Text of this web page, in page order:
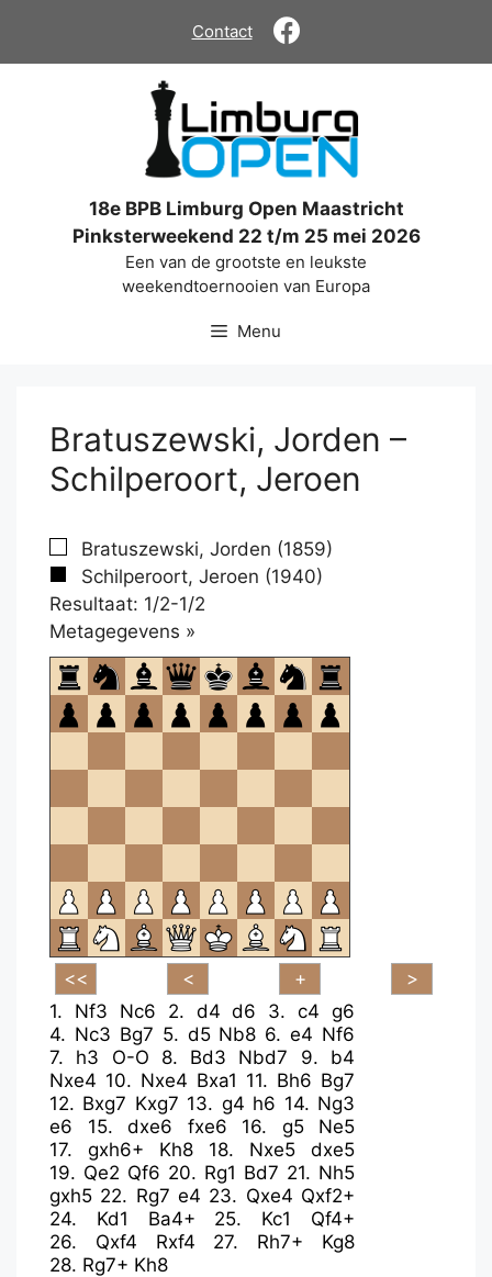
de
Contact
18e BPB Limburg Open Maastricht
Pinksterweekend 22 t/m 25 mei 2026
Een van de grootste en leukste
weekendtoernooien van Europa
Menu
Bratuszewski, Jorden –
Schilperoort, Jeroen
Bratuszewski, Jorden (1859)
Schilperoort, Jeroen (1940)
Resultaat: 1/2-1/2
Metagegevens »
om
te
openen.
1. Nf3 Nc6 2. d4 d6 3.c4 g6
4. Nc3 Bg7 5. d5 Nb8 6.e4 Nf6
7. h3 O-O 8. Bd3 Nbd7 9. b4
Nxe4 10. Nxe4 Bxa1 11. Bh6 Bg7
12. Bxg7 Kxg7 13. g4 h6 14. Ng3
e6
15. dxe6 fxe6 16. g5
Ne5
17. gxh6+ Kh8 18. Nxe5
dxe5
19. Qe2 Qf6 20. Rg1 Bd7 21. Nh5
gxh5 22. Rg7 e4 23. Qxe4 Qxf2+
24. Kd1 Ba4+ 25. Kc1
Qf4+
26. Qxf4 Rxf4 27. Rh7+
Kg8
28. Rg7+ Kh8